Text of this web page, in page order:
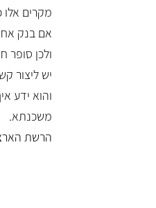
מקרים
אם בנק
ולכן
יש ליצור
והוא ידע
משכנתא.
הרשת